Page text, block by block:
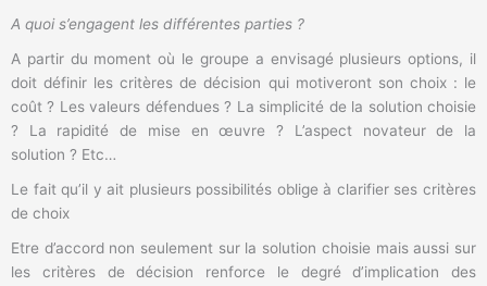
A quoi s’engagent les différentes parties ?
A partir du moment où le groupe a envisagé plusieurs options, il
doit définir les critères de décision qui motiveront son choix : le
coût ? Les valeurs défendues ? La simplicité de la solution choisie
? La rapidité de mise en œuvre ? L’aspect novateur de la
solution ? Etc…
Le fait qu’il y ait plusieurs possibilités oblige à clarifier ses critères
de choix
Etre d’accord non seulement sur la solution choisie mais aussi sur
les critères de décision renforce le degré d’implication des